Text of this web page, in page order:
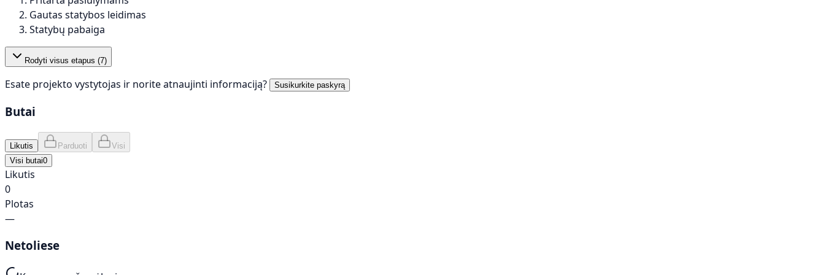
Gautas statybos leidimas
Statybų pabaiga
Rodyti visus etapus (7)
Esate projekto vystytojas ir norite atnaujinti informaciją? Susikurkite paskyrą
Butai
Likutis Parduoti
Visi
Visi butai0
Likutis
0
Plotas
—
Netoliese